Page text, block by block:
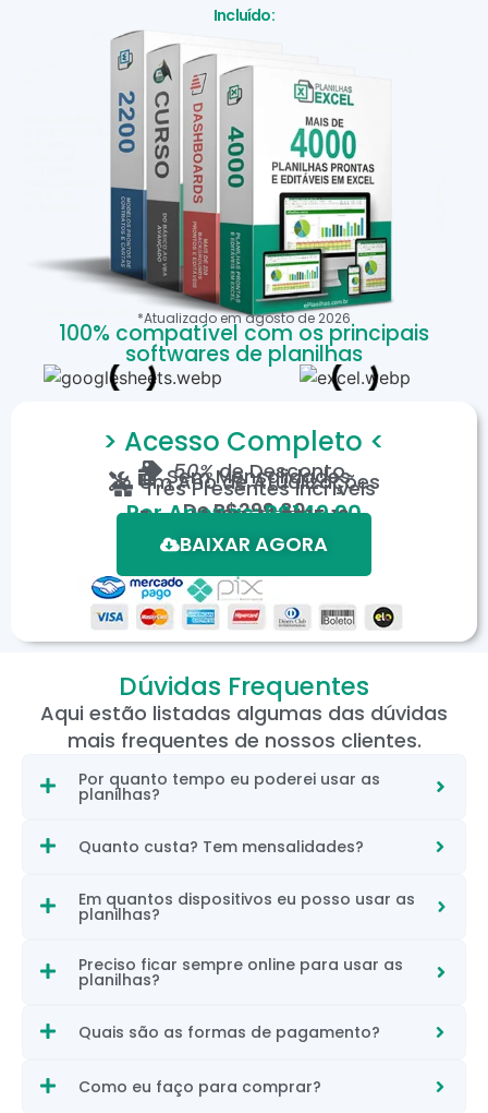
Incluído:
*Atualizado emagostode 2026
100% compatível com os principais
softwares de planilhas
> Acesso Completo <
50%de Desconto
Sem Mensalidades
Um Ano de Atualizações
Três Presentes Incríveis
DeR$299,80
Por Apenas: R$149,90
Em até 12X de R$15,19
*Oferta válida por tempo limitado.
BAIXAR AGORA
Dúvidas Frequentes
Aqui estão listadas algumas das dúvidas
mais frequentes de nossos clientes.
Por quanto tempo eu poderei usar as
planilhas?
Quanto custa? Tem mensalidades?
Em quantos dispositivos eu posso usar as
planilhas?
Preciso ficar sempre online para usar as
planilhas?
Quais são as formas de pagamento?
Como eu faço para comprar?